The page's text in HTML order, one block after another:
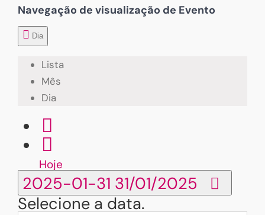
Navegação de visualização de Evento
Dia
Lista
Mês
Dia
Hoje
2025-01-31 31/01/2025
Selecione a data.